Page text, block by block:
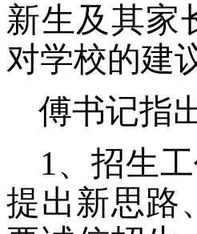
新生及其家
对学校的建
傅书记指
1、招生
提出新思路